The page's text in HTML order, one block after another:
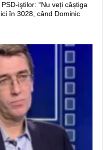
iştilor: “Nu veți câștiga
în 3028, când Dominic